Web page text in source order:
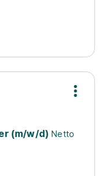
(m/w/d) Netto